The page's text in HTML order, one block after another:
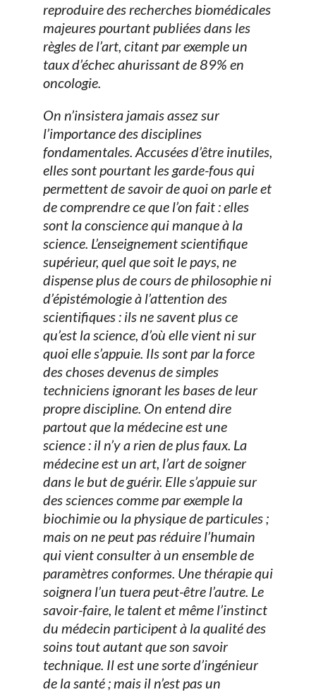
reproduire des recherches biomédicales
majeures pourtant publiées dans les
règles de l’art, citant par exemple un
taux d’échec ahurissant de 89% en
oncologie.
On n’insistera jamais assez sur
l’importance des disciplines
fondamentales. Accusées d’être inutiles,
elles sont pourtant les garde-fous qui
permettent de savoir de quoi on parle et
de comprendre ce que l’on fait : elles
sont la conscience qui manque à la
science. L’enseignement scientifique
supérieur, quel que soit le pays, ne
dispense plus de cours de philosophie ni
d’épistémologie à l’attention des
scientifiques : ils ne savent plus ce
qu’est la science, d’où elle vient ni sur
quoi elle s’appuie. Ils sont par la force
des choses devenus de simples
techniciens ignorant les bases de leur
propre discipline. On entend dire
partout que la médecine est une
science : il n’y a rien de plus faux. La
médecine est un art, l’art de soigner
dans le but de guérir. Elle s’appuie sur
des sciences comme par exemple la
biochimie ou la physique de particules ;
mais on ne peut pas réduire l’humain
qui vient consulter à un ensemble de
paramètres conformes. Une thérapie qui
soignera l’un tuera peut-être l’autre. Le
savoir-faire, le talent et même l’instinct
du médecin participent à la qualité des
soins tout autant que son savoir
technique. Il est une sorte d’ingénieur
de la santé ; mais il n’est pas un